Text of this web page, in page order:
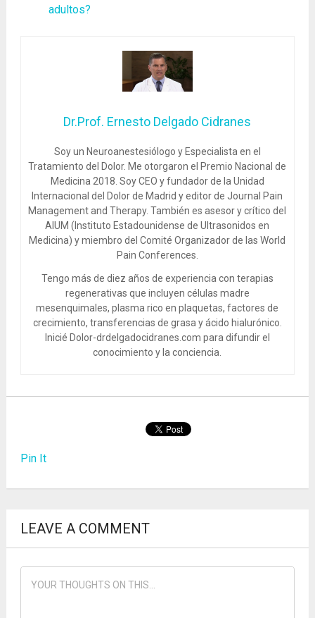
adultos?
Dr.Prof. Ernesto Delgado Cidranes
Soy un Neuroanestesiólogo y Especialista en el
Tratamiento del Dolor. Me otorgaron el Premio Nacional de
Medicina 2018. Soy CEO y fundador de la Unidad
Internacional del Dolor de Madrid y editor de Journal Pain
Management and Therapy. También es asesor y crítico del
AIUM (Instituto Estadounidense de Ultrasonidos en
Medicina) y miembro del Comité Organizador de las World
Pain Conferences.
Tengo más de diez años de experiencia con terapias
regenerativas que incluyen células madre
mesenquimales, plasma rico en plaquetas, factores de
crecimiento, transferencias de grasa y ácido hialurónico.
Inicié Dolor-drdelgadocidranes.com para difundir el
conocimiento y la conciencia.
Pin It
LEAVE A COMMENT